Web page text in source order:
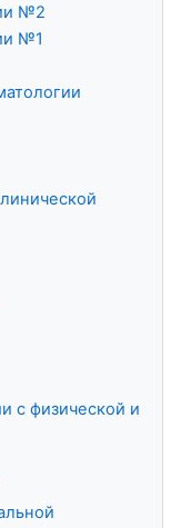
№2
№1
с физической и